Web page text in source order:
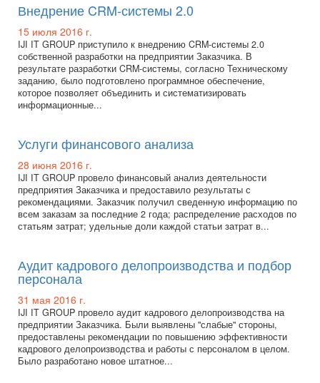
Внедрение CRM-системы 2.0
15 июля 2016 г.
IJI IT GROUP приступило к внедрению CRM-системы 2.0
собственной разработки на предприятии Заказчика. В
результате разработки CRM-системы, согласно Техническому
заданию, было подготовлено программное обеспечение,
которое позволяет объединить и систематизировать
информационные...
Услуги финансового анализа
28 июня 2016 г.
IJI IT GROUP провело финансовый анализ деятельности
предприятия Заказчика и предоставило результаты с
рекомендациями. Заказчик получил сведенную информацию по
всем заказам за последние 2 года; распределение расходов по
статьям затрат; удельные доли каждой статьи затрат в...
Аудит кадрового делопроизводства и подбор
персонала
31 мая 2016 г.
IJI IT GROUP провело аудит кадрового делопроизводства на
предприятии Заказчика. Были выявлены "слабые" стороны,
предоставлены рекомендации по повышению эффективности
кадрового делопроизводства и работы с персоналом в целом.
Было разработано новое штатное...